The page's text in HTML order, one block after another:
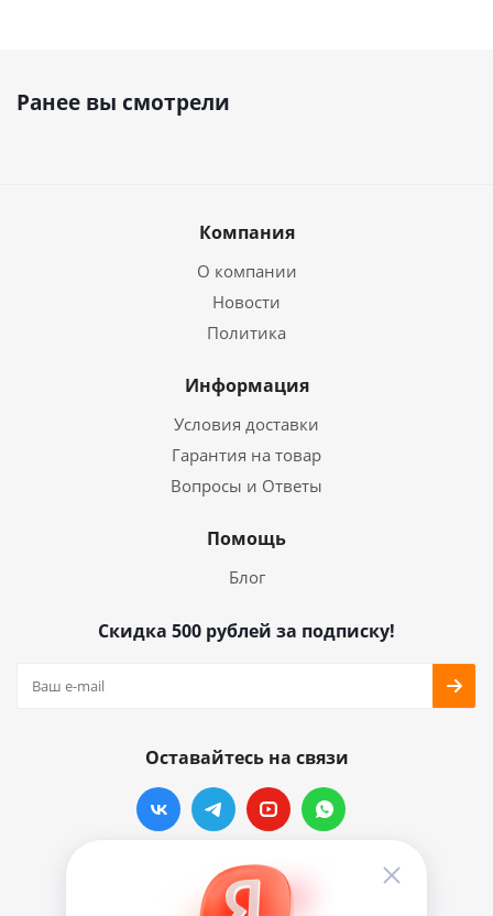
Ранее вы смотрели
Компания
О компании
Новости
Политика
Информация
Условия доставки
Гарантия на товар
Вопросы и Ответы
Помощь
Блог
Скидка 500 рублей за подписку!
Оставайтесь на связи
Наши контакты